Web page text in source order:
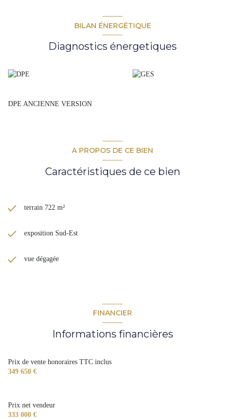
BILAN ÉNERGÉTIQUE
Diagnostics énergetiques
DPE ANCIENNE VERSION
A PROPOS DE CE BIEN
Caractéristiques de ce bien
terrain 722 m²
exposition Sud-Est
vue dégagée
FINANCIER
Informations financières
Prix de vente honoraires TTC inclus
349 650 €
Prix net vendeur
333 000 €